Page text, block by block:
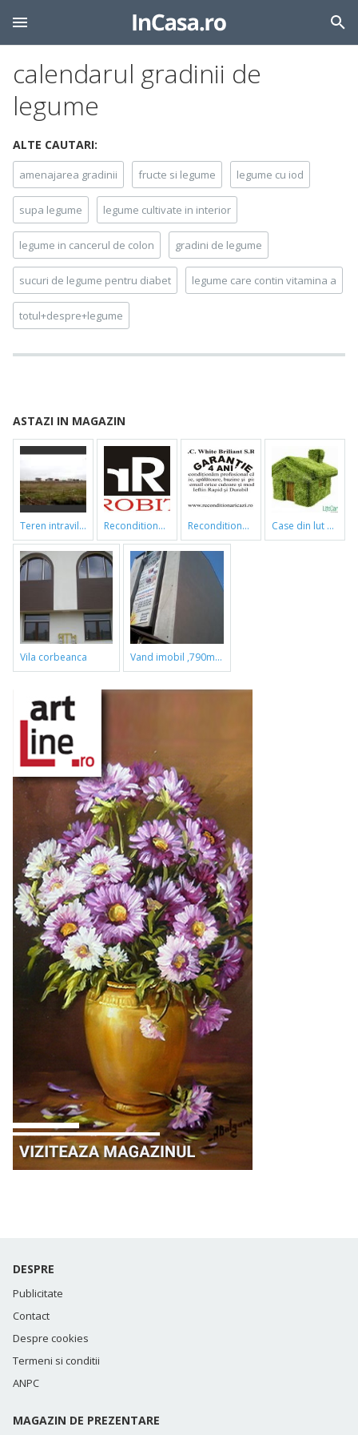
calendarul gradinii de
legume
ALTE CAUTARI:
amenajarea gradinii fructe si legume legume cu iod
supa legume legume cultivate in interior
legume in cancerul de colon gradini de legume
sucuri de legume pentru diabet legume care contin vitamina a
totul+despre+legume
ASTAZI IN MAGAZIN
teren intravilan reconditionari cazi de baie reconditionari cazi de baie case din lut si paie
vila corbeanca vand imobil ,790m,piata gorjului,pret negociabil
DESPRE
Publicitate
Contact
Despre cookies
Termeni si conditii
ANPC
MAGAZIN DE PREZENTARE